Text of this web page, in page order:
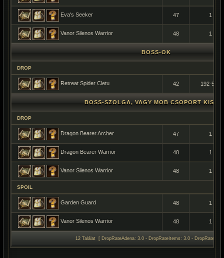
Eva's Seeker 47 1
Vanor Silenos Warrior 48 1
BOSS-OK
DROP
Retreat Spider Cletu 42 192-576
BOSS-SZOLGA, VAGY MOB CSOPORT
DROP
Dragon Bearer Archer 47 1
Dragon Bearer Warrior 48 1
Vanor Silenos Warrior 48 1
SPOIL
Garden Guard 48 1
Vanor Silenos Warrior 48 1
12 Találat [ DropRateAdena: 3.0 - DropRateItems: 3.0 -